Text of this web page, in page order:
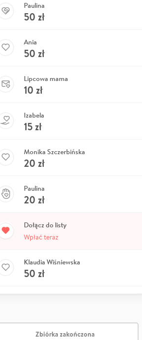
Paulina
50 zł
Ania
50 zł
Lipcowa mama
10 zł
Izabela
15zł
Monika Szczerbińska
20 zł
Paulina
20 zł
Dołącz do listy
Wpłać teraz
Klaudia Wiśniewska
50 zł
Zbiórka zakończona